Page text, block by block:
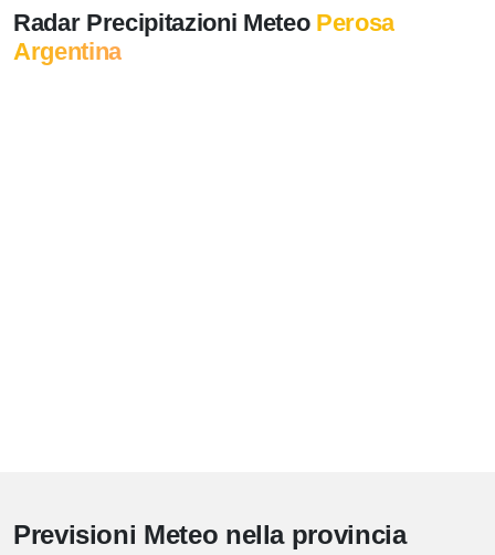
Radar Precipitazioni Meteo Perosa
Argentina
Previsioni Meteo nella provincia